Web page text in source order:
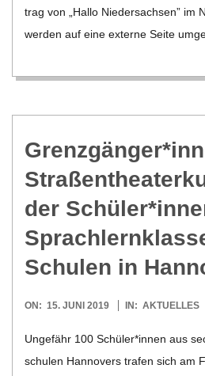
G
O
L
D
S
C
H
M
trag von „Hallo Nie­der­sach­sen” im
wer­den auf eine externe Seite
der
Schu­len in
2019-
ON: 15. JUNI 2019 IN: AKTUELLES
Unge­fähr 100 Schüler*innen aus
schu­len Han­no­vers tra­fen sich am